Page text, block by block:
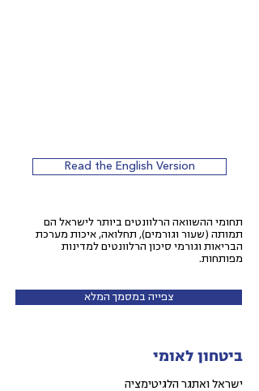
Read the English Version
תחומי ההשוואה הרלוונטים ביותר לישראל הם
תמותה (שעור וגורמים), תחלואה, איכות מערכת
הבריאות וגורמי סיכון הרלוונטים למדינות
מפותחות.
צפייה במסמך המלא
ביטחון לאומי
ישראל ואתגר הלגיטימציה